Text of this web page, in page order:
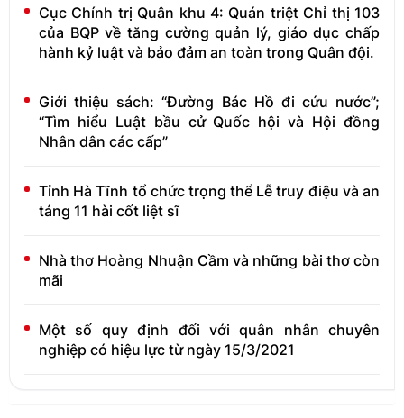
Cục Chính trị Quân khu 4: Quán triệt Chỉ thị 103
của BQP về tăng cường quản lý, giáo dục chấp
hành kỷ luật và bảo đảm an toàn trong Quân đội.
Giới thiệu sách: “Đường Bác Hồ đi cứu nước”;
“Tìm hiểu Luật bầu cử Quốc hội và Hội đồng
Nhân dân các cấp”
Tỉnh Hà Tĩnh tổ chức trọng thể Lễ truy điệu và an
táng 11 hài cốt liệt sĩ
Nhà thơ Hoàng Nhuận Cầm và những bài thơ còn
mãi
Một số quy định đối với quân nhân chuyên
nghiệp có hiệu lực từ ngày 15/3/2021